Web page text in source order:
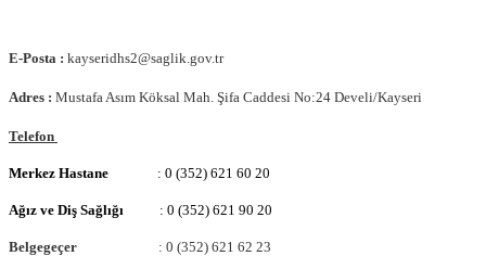
E-Posta : kayseridhs2@saglik.gov.tr
Adres : Mustafa Asım Köksal Mah. Şifa Caddesi No:24 Develi/Kayseri
Telefon
Merkez Hastane : 0 (352) 621 60 20
Ağız ve Diş Sağlığı : 0 (352) 621 90 20
Belgegeçer : 0 (352) 621 62 23